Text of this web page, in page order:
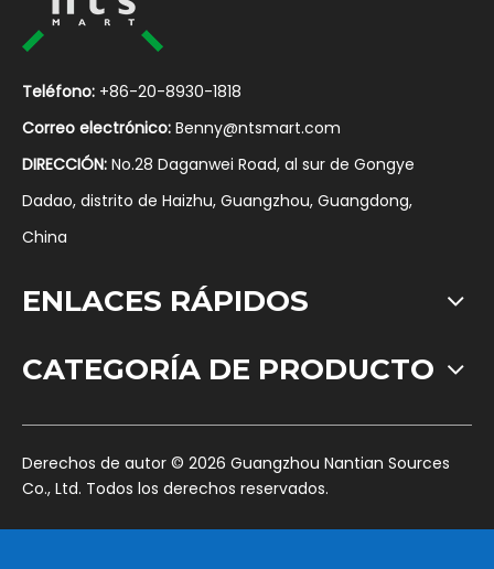
Teléfono: +86-20-8930-1818
Correo electrónico: Benny@ntsmart.com
DIRECCIÓN: No.28 Daganwei Road, al sur de Gongye
Dadao, distrito de Haizhu, Guangzhou, Guangdong,
China
ENLACES RÁPIDOS
CATEGORÍA DE PRODUCTO
​Derechos de autor © 2026 Guangzhou Nantian Sources
Co., Ltd. Todos los derechos reservados.